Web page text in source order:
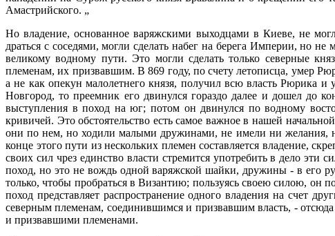
Амастрийского. „
Но владение, основанное варяжскими выходцами в Киеве, не
драться с соседями, могли сделать набег на берега Империи, но
великому водному пути. Это могли сделать только северные
племенам, их призвавшим. В 869 году, по счету летописца, умер
а не как опекун малолетнего князя, получил всю власть Рюрика
Новгород, то преемник его двинулся гораздо далее и дошел до
выступления в поход на юг; потом он двинулся по водному
кривичей. Это обстоятельство есть самое важное в нашей
они по нем, но ходили малыми дружинами, не имели ни желания,
конце этого пути из нескольких племен составляется владение,
своих сил чрез единство власти стремится употребить в дело
поход, но это не вождь одной варяжской шайки, дружины - в его
только, чтобы пробраться в Византию; пользуясь своею силою, он
поход представляет распространение одного владения на счет
северным племенам, соединившимся и призвавшим власть, -
и призвавшими племенами.